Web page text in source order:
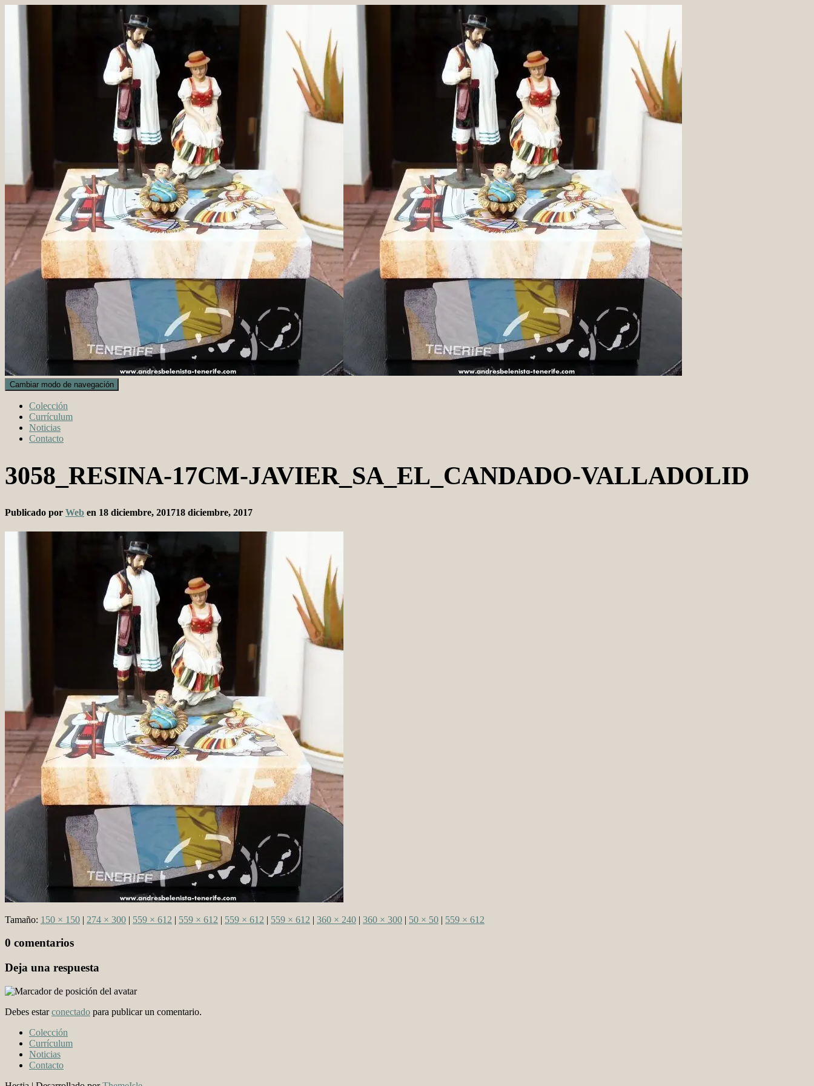
Cambiar modo de navegación
Colección
Currículum
Noticias
Contacto
3058_RESINA-17CM-JAVIER_SA_EL_CANDADO-VALLADOLID
Publicado por Web en 18 diciembre, 201718 diciembre, 2017
Tamaño: 150 × 150 | 274 × 300 | 559 × 612 | 559 × 612 | 559 × 612 | 559 × 612 | 360 × 240 | 360 × 300 | 50 × 50 | 559 × 612
0 comentarios
Deja una respuesta
Debes estarconectado para publicar un comentario.
Colección
Currículum
Noticias
Contacto